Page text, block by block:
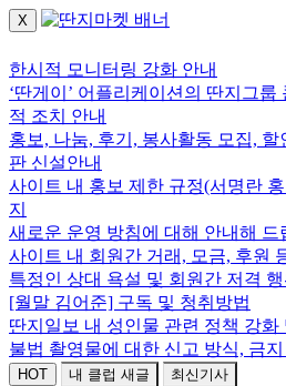
X
한시적 모니터링 강화 안내
‘딴게이’ 어플리케이션의 딴지그
적 조치 안내
홍보, 나눔, 후기, 봉사활동 모집, 할
판 신설안내
사이트 내 홍보 제한 규정(서명란
지
새로운 운영 방침에 대해 안내해 드
사이트 내 회원간 거래, 모금, 후원
특정인 상대 욕설 및 회원간 저격
[월말 김어준] 구독 및 청취방법
딴지일보 내 성인물 관련 정책 강화
불법 촬영물에 대한 신고 방식, 금지
HOT 내 클럽 새글 최신기사